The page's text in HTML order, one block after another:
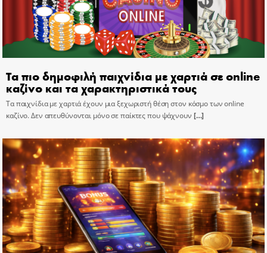
Τα πιο δημοφιλή παιχνίδια με χαρτιά σε online
καζίνο και τα χαρακτηριστικά τους
Τα παιχνίδια με χαρτιά έχουν μια ξεχωριστή θέση στον κόσμο των online
καζίνο. Δεν απευθύνονται μόνο σε παίκτες που ψάχνουν […]